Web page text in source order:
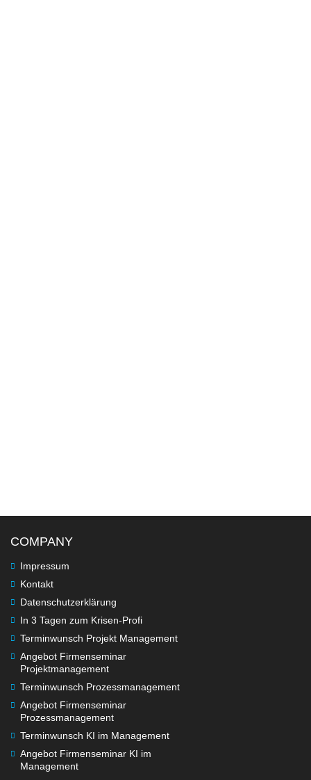
COMPANY
Impressum
Kontakt
Datenschutzerklärung
In 3 Tagen zum Krisen-Profi
Terminwunsch Projekt Management
Angebot Firmenseminar
Projektmanagement
Terminwunsch Prozessmanagement
Angebot Firmenseminar
Prozessmanagement
Terminwunsch KI im Management
Angebot Firmenseminar KI im
Management